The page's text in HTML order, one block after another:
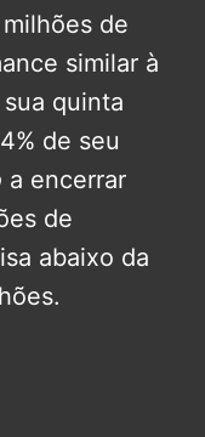
de
similar à
quinta
de seu
a encerrar
de
abaixo da